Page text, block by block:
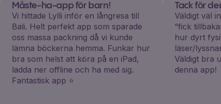
Måste-ha-app för barn!
Vi hittade Lylli inför en långresa till
Bali. Helt perfekt app som sparade
oss massa packning då vi kunde
lämna böckerna hemma. Funkar hur
bra som helst att köra på en iPad,
ladda ner offline och ha med sig.
Fantastisk app ⭐️
Tack för
Väldigt väl
”fick
hur dyrt
läser/
Väldigt bra
denna app!